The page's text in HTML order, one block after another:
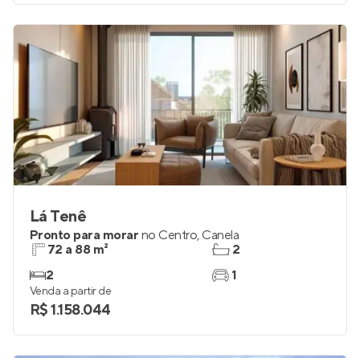
Lá Tenê
Pronto para morar no Centro, Canela
72 a 88 m²
2
2
1
Venda a partir de
R$ 1.158.044